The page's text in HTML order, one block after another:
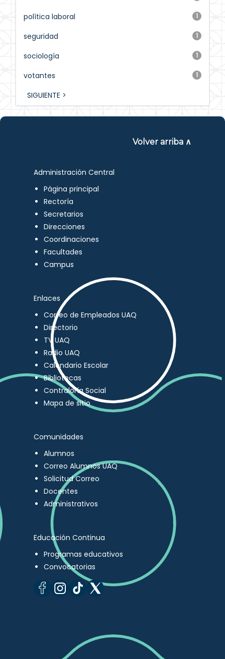
1
política laboral
1
seguridad
1
sociología
1
votantes
SIGUIENTE >
Volver arriba ∧
Administración Central
Página principal
Rectoría
Secretarios
Direcciones
Coordinaciones
Facultades
Campus
Enlaces
Correo de Empleados UAQ
Directorio
TV UAQ
Radio UAQ
Calendario Escolar
Bibliotecas
Contraloría Social
Mapa de sitio
Comunidades
Alumnos
Correo Alumnos UAQ
Solicitud Correo
Docentes
Administrativos
Educación Continua
Programas educativos
Convocatorias